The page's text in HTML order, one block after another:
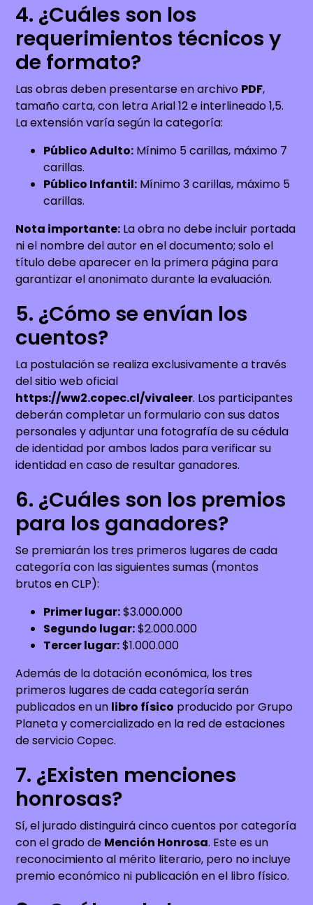
4. ¿Cuáles son los
requerimientos técnicos y
de formato?
Las obras deben presentarse en archivo PDF,
tamaño carta, con letra Arial 12 e interlineado 1,5.
La extensión varía según la categoría:
Público Adulto: Mínimo 5 carillas, máximo 7
carillas.
Público Infantil: Mínimo 3 carillas, máximo 5
carillas.
Nota importante: La obra no debe incluir portada
ni el nombre del autor en el documento; solo el
título debe aparecer en la primera página para
garantizar el anonimato durante la evaluación.
5. ¿Cómo se envían los
cuentos?
La postulación se realiza exclusivamente a través
del sitio web oficial
https://ww2.copec.cl/vivaleer. Los participantes
deberán completar un formulario con sus datos
personales y adjuntar una fotografía de su cédula
de identidad por ambos lados para verificar su
identidad en caso de resultar ganadores.
6. ¿Cuáles son los premios
para los ganadores?
Se premiarán los tres primeros lugares de cada
categoría con las siguientes sumas (montos
brutos en CLP):
Primer lugar:$3.000.000
Segundo lugar:$2.000.000
Tercer lugar:$1.000.000
Además de la dotación económica, los tres
primeros lugares de cada categoría serán
publicados en un libro físico producido por Grupo
Planeta y comercializado en la red de estaciones
de servicio Copec.
7. ¿Existen menciones
honrosas?
Sí, el jurado distinguirá cinco cuentos por categoría
con el grado de Mención Honrosa. Este es un
reconocimiento al mérito literario, pero no incluye
premio económico ni publicación en el libro físico.